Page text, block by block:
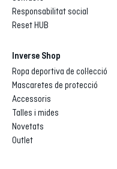
Responsabilitat social
Reset HUB
Inverse Shop
Ropa deportiva de col·lecció
Mascaretes de protecció
Accessoris
Talles i mides
Novetats
Outlet